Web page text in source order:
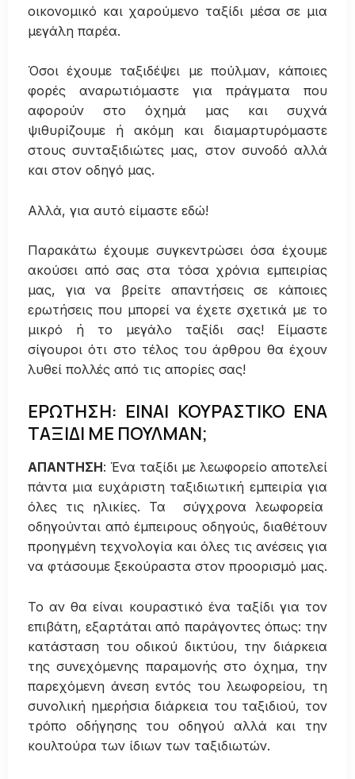
οικονομικό και χαρούμενο ταξίδι μέσα σε μια
μεγάλη παρέα.
Όσοι έχουμε ταξιδέψει με πούλμαν, κάποιες
φορές αναρωτιόμαστε για πράγματα που
αφορούν στο όχημά μας και συχνά
ψιθυρίζουμε ή ακόμη και διαμαρτυρόμαστε
στους συνταξιδιώτες μας, στον συνοδό αλλά
και στον οδηγό μας.
Αλλά, για αυτό είμαστε εδώ!
Παρακάτω έχουμε συγκεντρώσει όσα έχουμε
ακούσει από σας στα τόσα χρόνια εμπειρίας
μας, για να βρείτε απαντήσεις σε κάποιες
ερωτήσεις που μπορεί να έχετε σχετικά με το
μικρό ή το μεγάλο ταξίδι σας! Είμαστε
σίγουροι ότι στο τέλος του άρθρου θα έχουν
λυθεί πολλές από τις απορίες σας!
ΕΡΩΤΗΣΗ: ΕΙΝΑΙ ΚΟΥΡΑΣΤΙΚΟ ΕΝΑ
ΤΑΞΙΔΙ ΜΕ ΠΟΥΛΜΑΝ;
ΑΠΑΝΤΗΣΗ: Ένα ταξίδι με λεωφορείο αποτελεί
πάντα μια ευχάριστη ταξιδιωτική εμπειρία για
όλες τις ηλικίες. Τα σύγχρονα λεωφορεία
οδηγούνται από έμπειρους οδηγούς, διαθέτουν
προηγμένη τεχνολογία και όλες τις ανέσεις για
να φτάσουμε ξεκούραστα στον προορισμό μας.
Το αν θα είναι κουραστικό ένα ταξίδι για τον
επιβάτη, εξαρτάται από παράγοντες όπως: την
κατάσταση του οδικού δικτύου, την διάρκεια
της συνεχόμενης παραμονής στο όχημα, την
παρεχόμενη άνεση εντός του λεωφορείου, τη
συνολική ημερήσια διάρκεια του ταξιδιού, τον
τρόπο οδήγησης του οδηγού αλλά και την
κουλτούρα των ίδιων των ταξιδιωτών.